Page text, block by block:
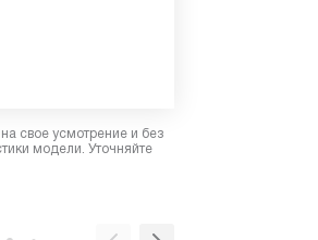
свое усмотрение и без
модели. Уточняйте